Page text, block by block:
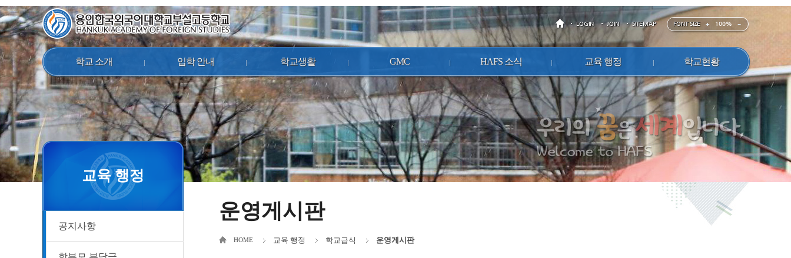
LOGIN JOIN SITEMAP FONT SIZE 100%
학교 소개 입학 안내 학교생활 GMC HAFS 소식 교육 행정 학교현황
교육 행정
공지사항
HOME 교육 행정 학교급식 운영게시판
운영게시판